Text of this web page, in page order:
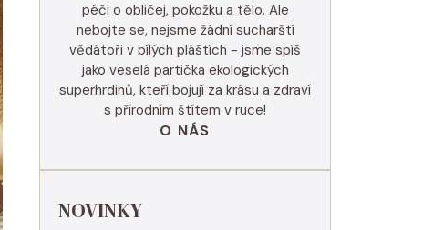
péči o obličej, pokožku a tělo. Ale
nebojte se, nejsme žádní sucharští
vědátoři v bílých pláštích - jsme spíš
jako veselá partička ekologických
superhrdinů, kteří bojují za krásu a zdraví
s přírodním štítem v ruce!
O NÁS
NOVINKY